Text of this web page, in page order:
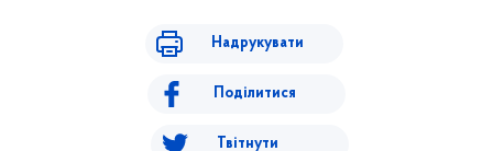
Надрукувати
Поділитися
Твітнути